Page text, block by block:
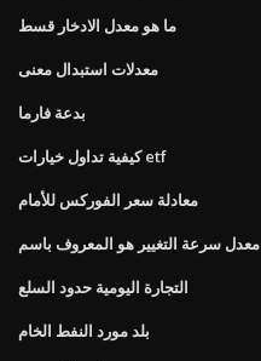
ما هو معدل الادخار قسط
معدلات استبدال معنى
بدعة فارما
كيفية تداول خيارات etf
معادلة سعر الفوركس للأمام
معدل سرعة التغيير هو المعروف باسم
التجارة اليومية حدود السلع
بلد مورد النفط الخام